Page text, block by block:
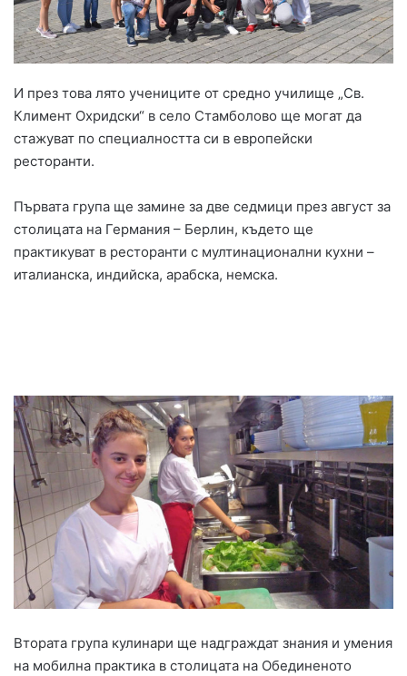
И през това лято учениците от средно училище „Св.
Климент Охридски“ в село Стамболово ще могат да
стажуват по специалността си в европейски
ресторанти.
Първата група ще замине за две седмици през август за
столицата на Германия – Берлин, където ще
практикуват в ресторанти с мултинационални кухни –
италианска, индийска, арабска, немска.
Втората група кулинари ще надграждат знания и умения
на мобилна практика в столицата на Обединеното